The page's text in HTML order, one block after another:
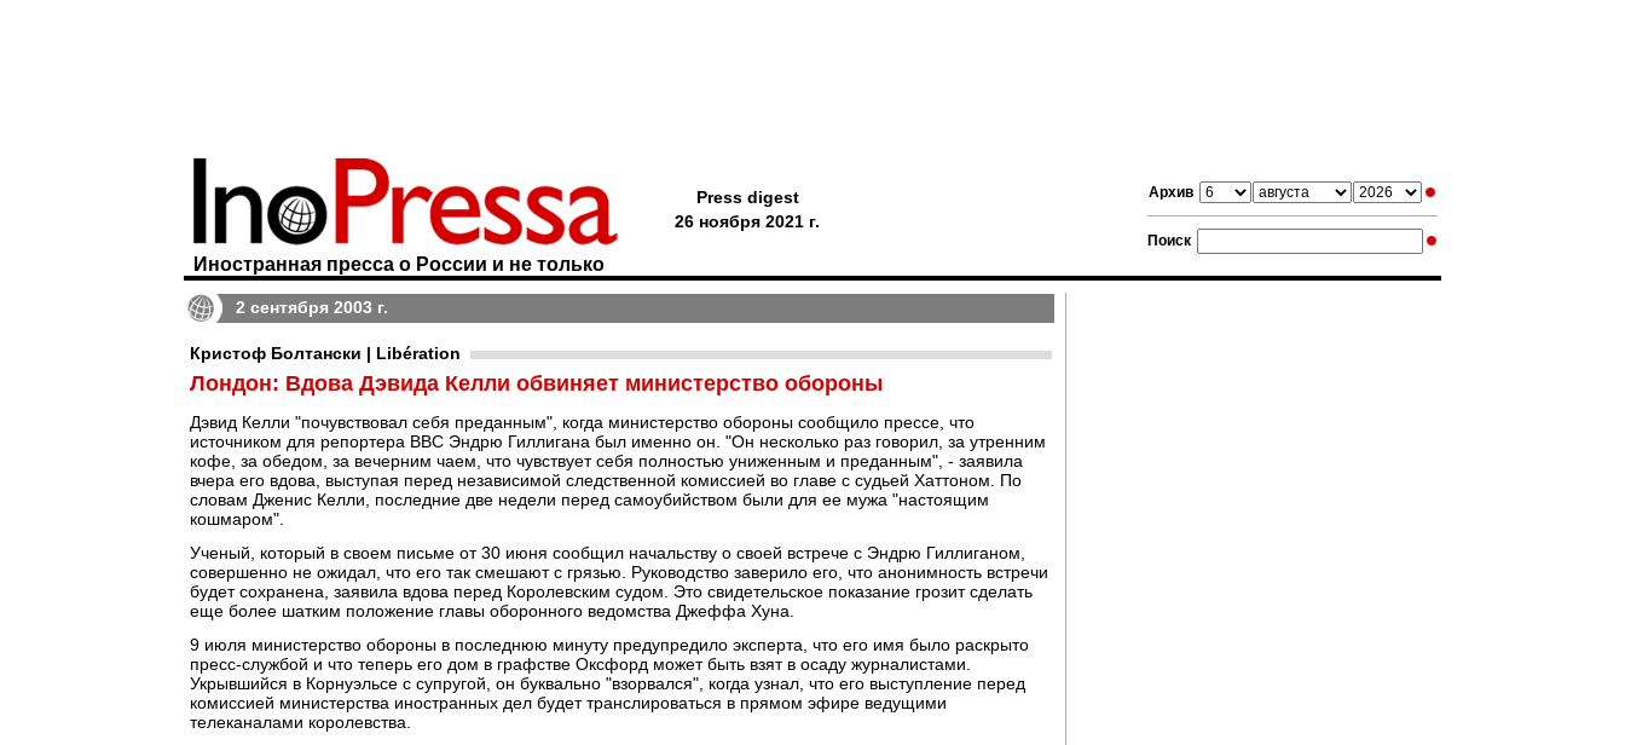
Архив
Поиск
Иностранная пресса о России и не только
Press digest
26 ноября 2021 г.
2 сентября 2003 г.
Кристоф Болтански | Libération
Лондон: Вдова Дэвида Келли обвиняет министерство обороны
Дэвид Келли "почувствовал себя преданным", когда министерство обороны сообщило прессе, что
источником для репортера ВВС Эндрю Гиллигана был именно он. "Он несколько раз говорил, за утренним
кофе, за обедом, за вечерним чаем, что чувствует себя полностью униженным и преданным", - заявила
вчера его вдова, выступая перед независимой следственной комиссией во главе с судьей Хаттоном. По
словам Дженис Келли, последние две недели перед самоубийством были для ее мужа "настоящим
кошмаром".
Ученый, который в своем письме от 30 июня сообщил начальству о своей встрече с Эндрю Гиллиганом,
совершенно не ожидал, что его так смешают с грязью. Руководство заверило его, что анонимность встречи
будет сохранена, заявила вдова перед Королевским судом. Это свидетельское показание грозит сделать
еще более шатким положение главы оборонного ведомства Джеффа Хуна.
9 июля министерство обороны в последнюю минуту предупредило эксперта, что его имя было раскрыто
пресс-службой и что теперь его дом в графстве Оксфорд может быть взят в осаду журналистами.
Укрывшийся в Корнуэльсе с супругой, он буквально "взорвался", когда узнал, что его выступление перед
комиссией министерства иностранных дел будет транслироваться в прямом эфире ведущими
телеканалами королевства.